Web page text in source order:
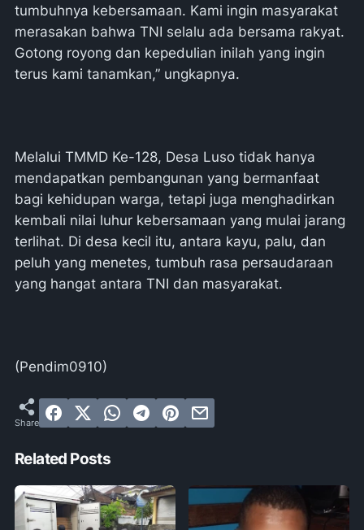
tumbuhnya kebersamaan. Kami ingin masyarakat
merasakan bahwa TNI selalu ada bersama rakyat.
Gotong royong dan kepedulian inilah yang ingin
terus kami tanamkan,” ungkapnya.
Melalui TMMD Ke-128, Desa Luso tidak hanya
mendapatkan pembangunan yang bermanfaat
bagi kehidupan warga, tetapi juga menghadirkan
kembali nilai luhur kebersamaan yang mulai jarang
terlihat. Di desa kecil itu, antara kayu, palu, dan
peluh yang menetes, tumbuh rasa persaudaraan
yang hangat antara TNI dan masyarakat.
(Pendim0910)
Related Posts